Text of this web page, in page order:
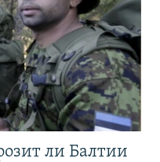
ли Балтии